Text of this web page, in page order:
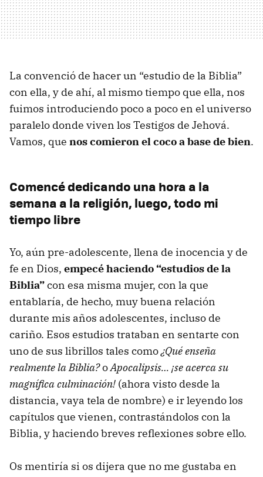
La convenció de hacer un “estudio de la Biblia”
con ella, y de ahí, al mismo tiempo que ella, nos
fuimos introduciendo poco a poco en el universo
paralelo donde viven los Testigos de Jehová.
Vamos, que nos comieron el coco a base de bien.
Comencé dedicando una hora a la
semana a la religión, luego, todo mi
tiempo libre
Yo, aún pre-adolescente, llena de inocencia y de
fe en Dios, empecé haciendo “estudios de la
Biblia”con esa misma mujer, con la que
entablaría, de hecho, muy buena relación
durante mis años adolescentes, incluso de
cariño. Esos estudios trataban en sentarte con
uno de sus librillos tales como¿Qué enseña
realmente la Biblia?oApocalipsis… ¡se acerca su
magnífica culminación! (ahora visto desde la
distancia, vaya tela de nombre) e ir leyendo los
capítulos que vienen, contrastándolos con la
Biblia, y haciendo breves reflexiones sobre ello.
Os mentiría si os dijera que no me gustaba en